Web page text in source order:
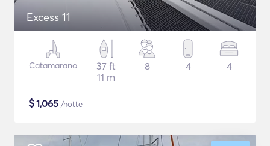
Excess 11
Catamarano
37 ft
11 m
8 4 4
$1,065 /notte